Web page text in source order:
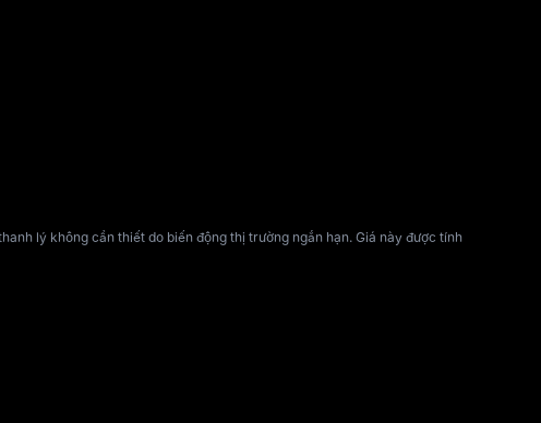
lý không cần thiết do biến động thị trường ngắn hạn. Giá này được tính